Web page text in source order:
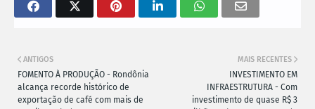
MAIS RECENTES
INVESTIMENTO EM
INFRAESTRUTURA - Com
investimento de quase R$ 3
ANTIGOS
FOMENTO À PRODUÇÃO - Rondônia
alcança recorde histórico de
exportação de café com mais de